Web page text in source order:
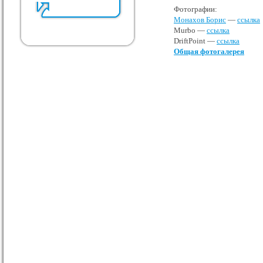
Фотографии:
Монахов Борис — ссылка
Murbo — ссылка
DriftPoint — ссылка
Общая фотогалерея